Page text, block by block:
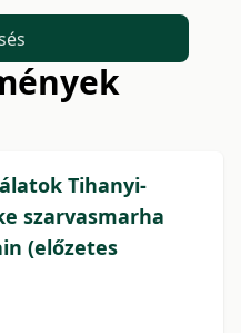
Tihanyi-
szarvasmarha
(előzetes